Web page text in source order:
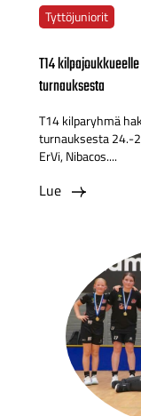
Tyttöjuniorit
T14
turnauksesta
T14 kilparyhmä
turnauksesta 24.-
ErVi, Nibacos....
Lue